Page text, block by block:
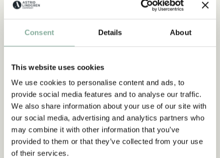
Consent Details About
This website uses cookies
We use cookies to personalise content and ads, to
provide social media features and to analyse our traffic.
We also share information about your use of our site with
our social media, advertising and analytics partners who
may combine it with other information that you’ve
provided to them or that they’ve collected from your use
of their services.
Bettwäsche Pippi
Langstrumpf Beige –
Kinderwagen
PIPPI LANGSTRUMPF
24.90 EUR
IN DEN WARENKORB
Bettwäsche Pippi
Langstrumpf - Beige
PIPPI LANGSTRUMPF
56.90 EUR
Abonnieren Sie unseren
Newsletter und erhalten Sie 10
% Rabatt!
Werden Sie Abonnent des Astrid Lindgren Store
Newsletters und erhalten Sie exklusive
Angebote sowie spannende Fakten über Astrid
Lindgren. Zusätzlich erhalten Sie 10 % Rabatt auf
Ihren ersten Einkauf!